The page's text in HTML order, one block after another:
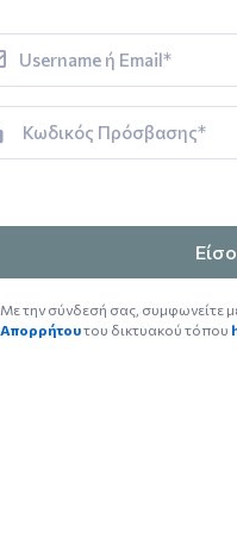
Με την σύνδεσή σας, συμφωνείτε
Απορρήτουτου δικτυακού τόπου